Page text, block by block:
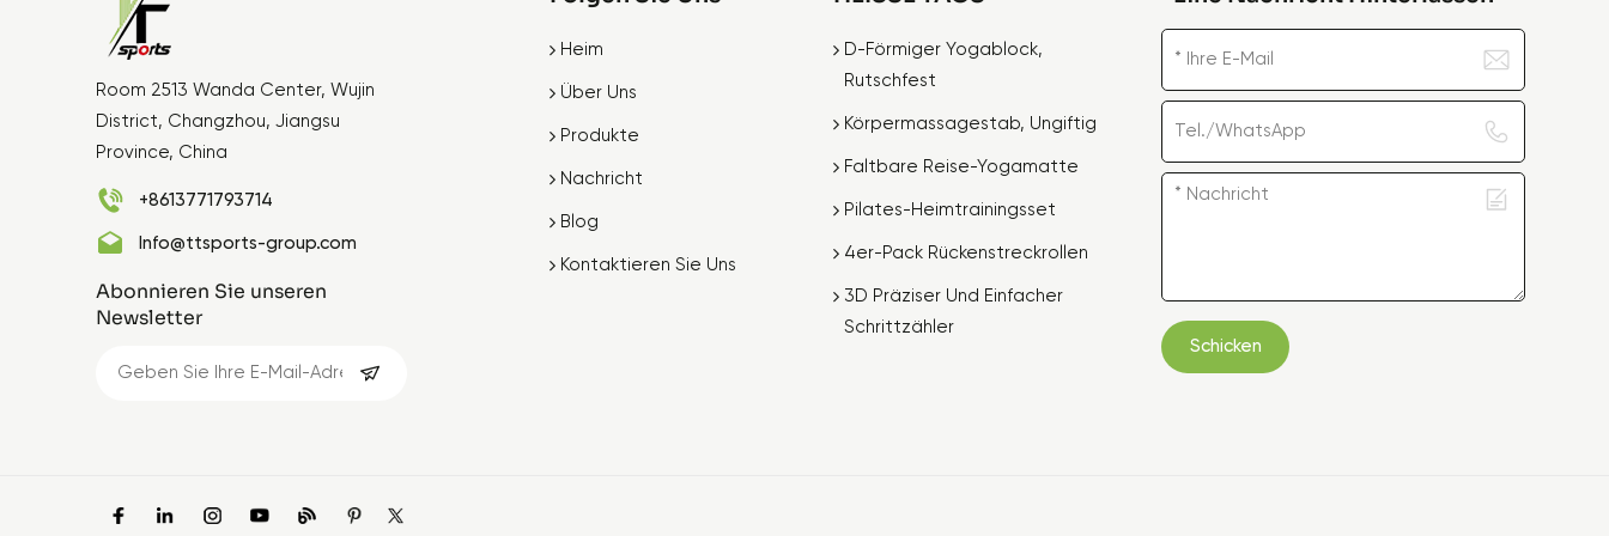
Room 2513 Wanda Center, Wujin
District, Changzhou, Jiangsu
Province, China
+8613771793714
Info@ttsports-group.com
Abonnieren Sie unseren
Newsletter
Heim
Über Uns
Produkte
Nachricht
Blog
Kontaktieren Sie Uns
D-Förmiger Yogablock,
Rutschfest
Körpermassagestab, Ungiftig
Faltbare Reise-Yogamatte
Pilates-Heimtrainingsset
4er-Pack Rückenstreckrollen
3D Präziser Und Einfacher
Schrittzähler
Schicken